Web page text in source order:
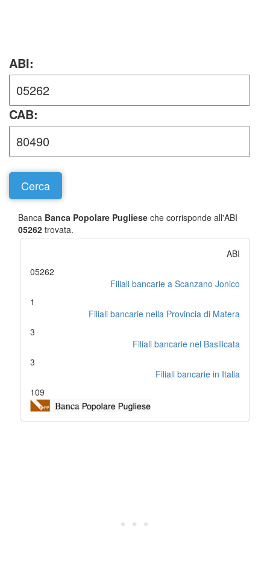
ABI:
CAB:
Banca Banca Popolare Pugliese che corrisponde all'ABI
05262 trovata.
ABI
05262
Filiali bancarie a Scanzano Jonico
1
Filiali bancarie nella Provincia di Matera
3
Filiali bancarie nel Basilicata
3
Filiali bancarie in Italia
109